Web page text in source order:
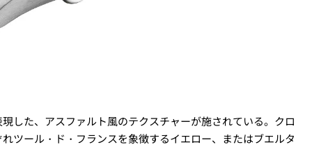
した、アスファルト風のテクスチャーが施されている。クロ
ツール・ド・フランスを象徴するイエロー、またはブエルタ